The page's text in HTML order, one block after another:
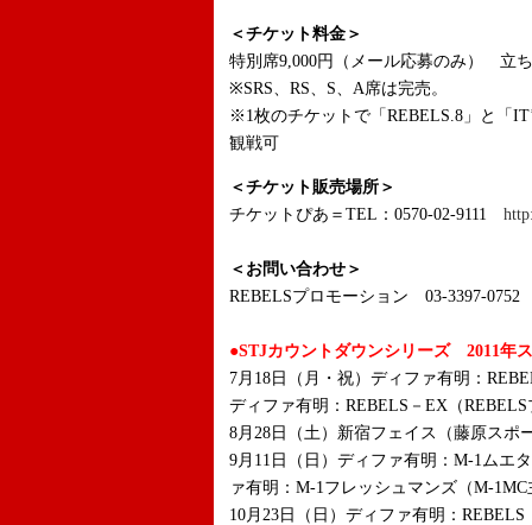
＜チケット料金＞
特別席9,000円（メール応募のみ） 立
※SRS、RS、S、A席は完売。
※1枚のチケットで「REBELS.8」と「
観戦可
＜チケット販売場所＞
チケットぴあ＝TEL：0570-02-9111
＜お問い合わせ＞
REBELSプロモーション 03-3397-0752
●STJカウントダウンシリーズ 2011年
7月18日（月・祝）ディファ有明：
ディファ有明：REBELS－EX（
8月28日（土）新宿フェイス（藤原スポ
9月11日（日）ディファ有明：M-1ムエ
ァ有明：M-1フレッシュマンズ（M-1MC
10月23日（日）ディファ有明：